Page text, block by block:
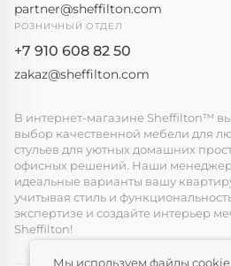
partner@sheffilton.com
РОЗНИЧНЫЙ ОТДЕЛ
+7 910 608 82 50
zakaz@sheffilton.com
В интернет-магазине Sheffilton™
выбор качественной мебели для
стульев для уютных домашних
офисных решений. Наши
идеальные варианты вашу
учитывая стиль и
экспертизе и создайте интерьер
Sheffilton!
Мы используем файлы